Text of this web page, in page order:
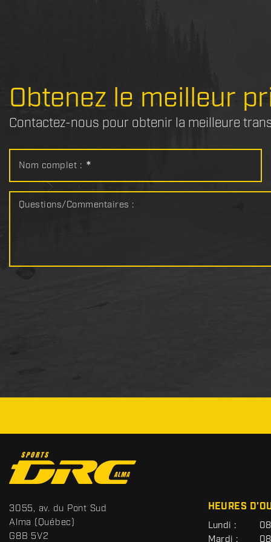
Obtenez le meilleur
Contactez-nous pour obtenir la meilleure
Nom complet : *
Questions/Commentaires :
o
n
t
a
c
S
p
o
3055, av. du Pont Sud
Alma (Québec)
G8B 5V2
HEURES
G
É
Lundi :
Mardi :